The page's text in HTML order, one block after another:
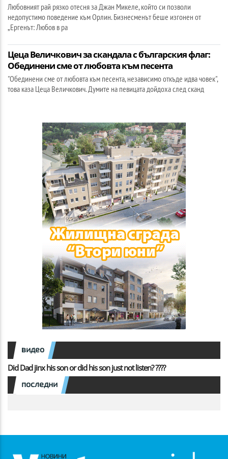
Любовният рай рязко отесня за Джан Микеле, който си позволи
недопустимо поведение към Орлин. Бизнесменът беше изгонен от
„Ергенът: Любов в ра
Цеца Величкович за скандала с българския флаг:
Обединени сме от любовта към песента
"Обединени сме от любовта към песента, независимо откъде идва човек",
това каза Цеца Величкович. Думите на певицата дойдоха след сканд
видео
Did Dad jinx his son or did his son just not listen? ????
последни